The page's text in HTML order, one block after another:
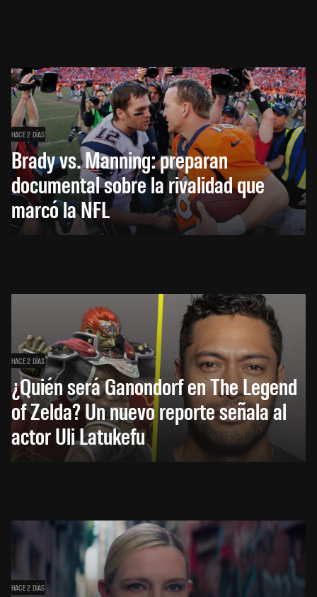
HACE 2 DÍAS
Brady vs. Manning: preparan
documental sobre la rivalidad que
marcó la NFL
HACE 2 DÍAS
¿Quién será Ganondorf en The Legend
of Zelda? Un nuevo reporte señala al
actor Uli Latukefu
HACE 2 DÍAS